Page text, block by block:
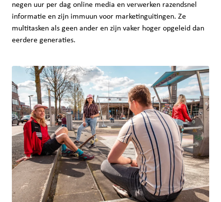
negen uur per dag online media en verwerken razendsnel
informatie en zijn immuun voor marketinguitingen. Ze
multitasken als geen ander en zijn vaker hoger opgeleid dan
eerdere generaties.